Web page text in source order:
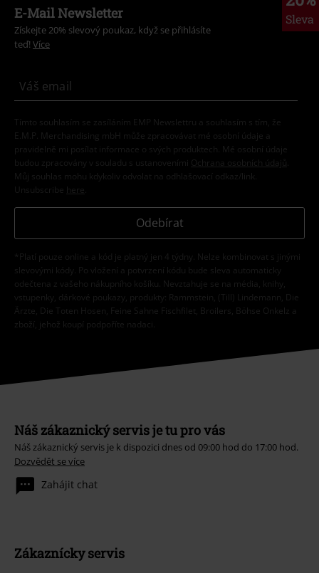
Sleva
E-Mail Newsletter
Získejte 20% slevový poukaz, když se přihlásíte
teď! Více
Tímto souhlasím se zasíláním EMP Newslettru a souhlasím s tím, že
E.M.P. Merchandising mbH může zpracovávat mé osobní údaje a
pravidelně mi posílat informace o svých produktech. Mé osobní údaje
budou zpracovány v souladu s ustanoveními
Ochrana osobních údajů
Můj souhlas mohu kdykoliv odvolat na odhlašovací odkaz/link.
Unsubscribe here
Odebírat
*Platí pouze online a kód je platný jen 4 týdny. Nelze kombinovat s jinými
slevovými kódy. Po vložení a potvrzení kódu bude sleva automaticky
odečtena z vašeho nákupního košíku. Nevztahuje se na média, knihy,
vstupenky, dárkové poukazy, produkty: Rammstein, (Till) Lindemann, Die
Ärzte, Die Toten Hosen, Feine Sahne Fischfilet, Broilers, Böhse Onkelz a
zboží, jehož koupí podpoříte nadaci.
Náš zákaznický servis je tu pro vás
Náš zákaznický servis je k dispozici dnes od 09:00 hod do 17:00 hod.
Dozvědět se více
Zahájit chat
Zákaznícky servis